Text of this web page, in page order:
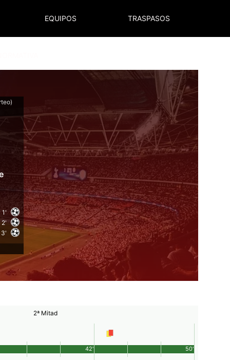
EQUIPOS TRASPASOS
1'
2'
3'
2ª Mitad
50'
42'